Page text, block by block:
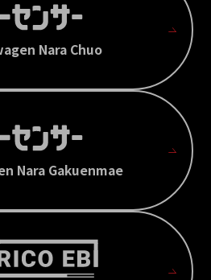
Nara Chuo
Nara Gakuenmae